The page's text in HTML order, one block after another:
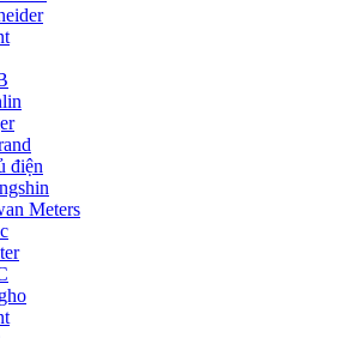
điện
Meters